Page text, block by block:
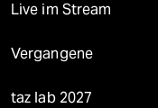
Live im Stream
Vergangene
taz lab 2027